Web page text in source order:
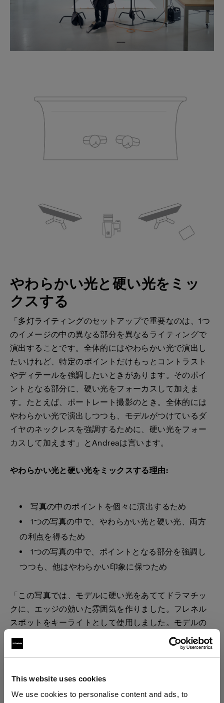
This website uses cookies
We use cookies to personalise content and ads, to
やわらかい光と硬い光をミッ
クスする
「多灯ライティングのセットアップで重要なのは、1つ
のイメージの中の異なる部分を異なるライティングで
演出することです。全体的にはやわらかい光で演出し
たいけれど、特定のポイントだけもっとコントラスト
やディテールを強調したいときがあります。そのポイ
ントとなる部分に、硬い光をフォーカスして加えま
す。たとえば、ポートレート撮影のとき。全体的には
やわらかい光で演出しつつも、モデルがつけているダ
イヤのネックレスを強調するために、硬い光をフォー
カスして加えます」とAndreaは言います。
やわらかい光と硬い光をミックスする理由:
写真の中のポイントを個々に演出するため
1つの写真の中で、やわらかい光と硬い光、両方
の利点を得るため
1つの写真の中で、ポイントとなる部分を強調し
つつも、他はやわらかい印象に保つため
「この写真では、モデルに硬い光をあててドラマチッ
クに、エッジの効いた雰囲気を作りました。フレネル
スポットをキーライトとして使用しました。モデルの
サイドにはRFi 1x6 ソフトボックスを使ったやわらかい
光をあて、髪や背後をよりやわらかく演出しました」